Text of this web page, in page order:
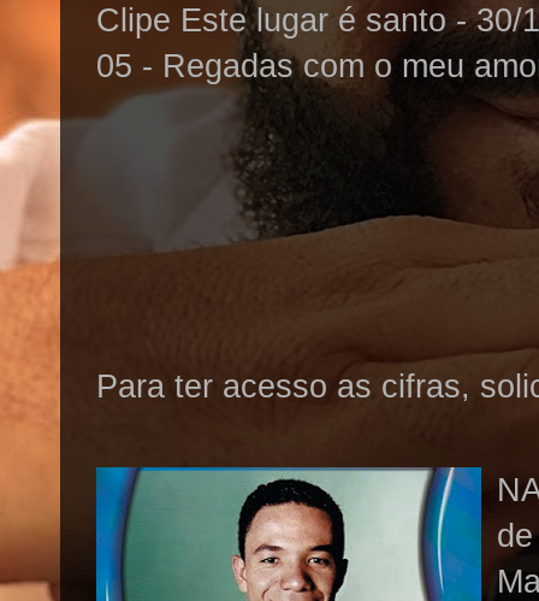
Clipe Este lugar é santo - 30/
05 - Regadas com o meu
Para ter acesso as cifras,